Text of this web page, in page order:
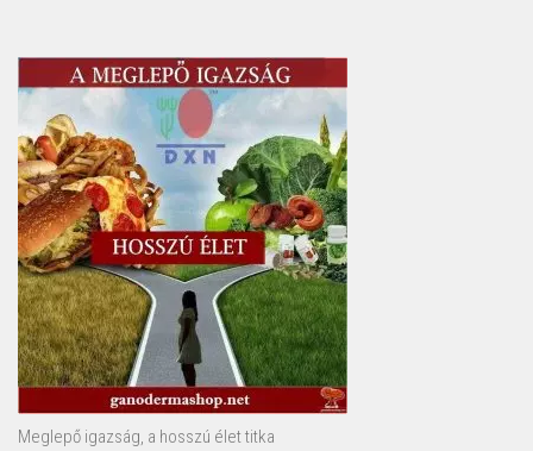
Meglepő igazság, a hosszú élet titka